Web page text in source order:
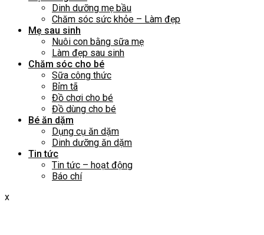
Dinh dưỡng mẹ bầu
Chăm sóc sức khỏe – Làm đẹp
Mẹ sau sinh
Nuôi con bằng sữa mẹ
Làm đẹp sau sinh
Chăm sóc cho bé
Sữa công thức
Bỉm tã
Đồ chơi cho bé
Đồ dùng cho bé
Bé ăn dặm
Dụng cụ ăn dặm
Dinh dưỡng ăn dặm
Tin tức
Tin tức – hoạt động
Báo chí
x